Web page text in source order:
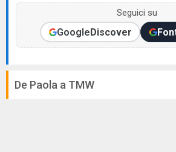
Seguici su
GoogleDiscover
De Paola a TMW